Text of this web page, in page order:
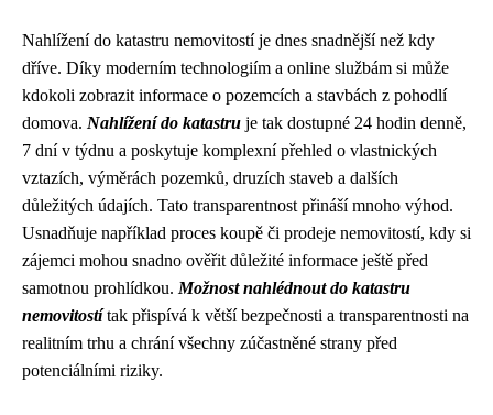
Nahlížení do katastru nemovitostí je dnes snadnější než kdy
dříve. Díky moderním technologiím a online službám si může
kdokoli zobrazit informace o pozemcích a stavbách z pohodlí
domova. Nahlížení do katastru je tak dostupné 24 hodin denně,
7 dní v týdnu a poskytuje komplexní přehled o vlastnických
vztazích, výměrách pozemků, druzích staveb a dalších
důležitých údajích. Tato transparentnost přináší mnoho výhod.
Usnadňuje například proces koupě či prodeje nemovitostí, kdy si
zájemci mohou snadno ověřit důležité informace ještě před
samotnou prohlídkou. Možnost nahlédnout do katastru
nemovitostítak přispívá k větší bezpečnosti a transparentnosti na
realitním trhu a chrání všechny zúčastněné strany před
potenciálními riziky.